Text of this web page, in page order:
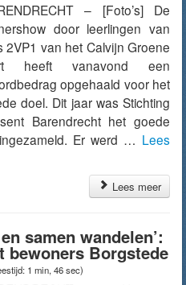
– [Foto’s] De
door leerlingen van
2VP1 van het Calvijn Groene
heeft vanavond een
opgehaald voor het
doel. Dit jaar was Stichting
Barendrecht het goede
Er werd … Lees
Lees meer
samen wandelen’:
bewoners Borgstede
1 min, 46 sec)